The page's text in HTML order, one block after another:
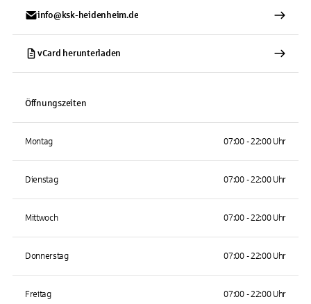
info@ksk-heidenheim.de
vCard herunterladen
Öffnungszeiten
Montag 07:00 - 22:00 Uhr
Dienstag 07:00 - 22:00 Uhr
Mittwoch 07:00 - 22:00 Uhr
Donnerstag 07:00 - 22:00 Uhr
Freitag 07:00 - 22:00 Uhr